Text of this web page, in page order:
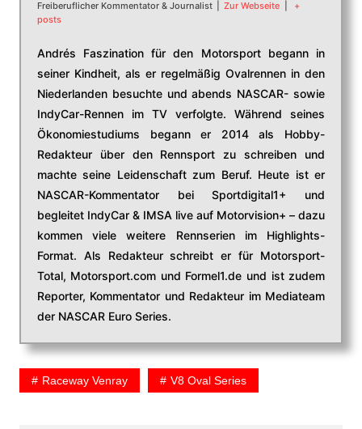
Freiberuflicher Kommentator & Journalist Zur Webseite
+
posts
Andrés Faszination für den Motorsport begann in
seiner Kindheit, als er regelmäßig Ovalrennen in den
Niederlanden besuchte und abends NASCAR- sowie
IndyCar-Rennen im TV verfolgte. Während seines
Ökonomiestudiums begann er 2014 als Hobby-
Redakteur über den Rennsport zu schreiben und
machte seine Leidenschaft zum Beruf. Heute ist er
NASCAR-Kommentator bei Sportdigital1+ und
begleitet IndyCar & IMSA live auf Motorvision+ – dazu
kommen viele weitere Rennserien im Highlights-
Format. Als Redakteur schreibt er für Motorsport-
Total, Motorsport.com und Formel1.de und ist zudem
Reporter, Kommentator und Redakteur im Mediateam
der NASCAR Euro Series.
Raceway Venray V8 Oval Series